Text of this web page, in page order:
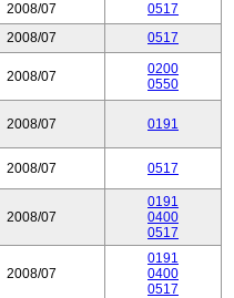
2008/07
0517
2008/07
0517
2008/07
0200
0550
2008/07 0191
2008/07 0517
2008/07
0191
0400
0517
2008/07
0191
0400
0517